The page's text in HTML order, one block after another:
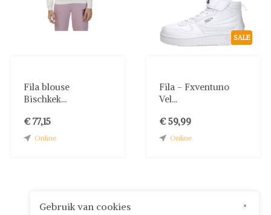
Fila blouse
Bischkek...
€ 77,15
Online
SALE
Fila - Fxventuno
Vel...
€ 59,99
Online
×
Gebruik van cookies